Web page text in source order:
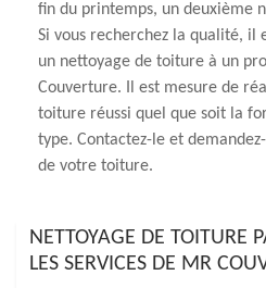
fin du printemps, un deuxième
Si vous recherchez la qualité, il
un nettoyage de toiture à un
Couverture. Il est mesure de
toiture réussi quel que soit la
type. Contactez-le et
de votre toiture.
NETTOYAGE DE TOITURE
LES SERVICES DE MR